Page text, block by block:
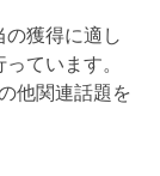
獲得に適し
ています。
他関連話題を